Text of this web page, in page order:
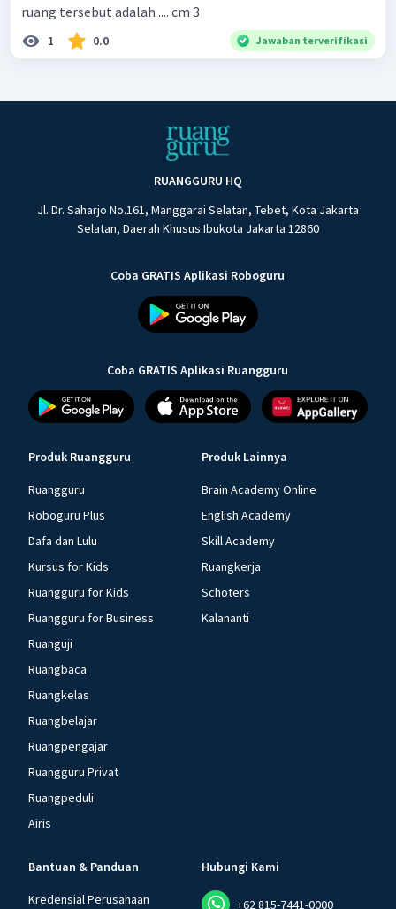
ruang tersebut adalah .... cm 3
1 0.0 Jawaban terverifikasi
RUANGGURU HQ
Jl. Dr. Saharjo No.161, Manggarai Selatan, Tebet, Kota Jakarta
Selatan, Daerah Khusus Ibukota Jakarta 12860
Coba GRATIS Aplikasi Roboguru
Coba GRATIS Aplikasi Ruangguru
Produk Ruangguru
Ruangguru
Roboguru Plus
Dafa dan Lulu
Kursus for Kids
Ruangguru for Kids
Ruangguru for Business
Ruanguji
Ruangbaca
Ruangkelas
Ruangbelajar
Ruangpengajar
Ruangguru Privat
Ruangpeduli
Airis
Produk Lainnya
Brain Academy Online
English Academy
Skill Academy
Ruangkerja
Schoters
Kalananti
Bantuan & Panduan
Kredensial Perusahaan
Hubungi Kami
+62 815-7441-0000